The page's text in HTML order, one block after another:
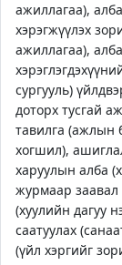
ажиллагаа),
хэрэгжүүлэх
ажиллагаа),
сургууль)
доторх тусгай
тавилга (ажлын
хогшил),
харуулын алба
журмаар заавал
(хуулийн дагуу
саатуулах
(үйл хэргийг